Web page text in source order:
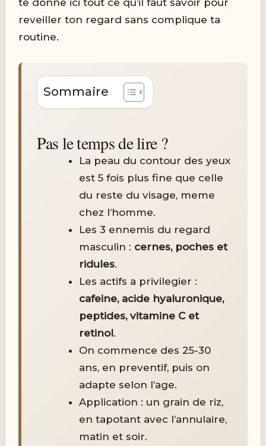
reveiller ton regard sans complique ta
routine.
Sommaire
Pas le temps de lire ?
La peau du contour des yeux
est 5 fois plus fine que celle
du reste du visage, meme
chez l’homme.
Les 3 ennemis du regard
masculin : cernes, poches et
ridules.
Les actifs a privilegier :
cafeine, acide hyaluronique,
peptides, vitamine C et
retinol.
On commence des 25-30
ans, en preventif, puis on
adapte selon l’age.
Application : un grain de riz,
en tapotant avec l’annulaire,
matin et soir.